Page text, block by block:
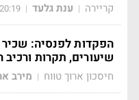
קריירה | ענת גלעד |
20:19
הפקדות לפנסיה:
שיעורים, תקרות ורכיב
חיסכון ארוך טווח | מירב